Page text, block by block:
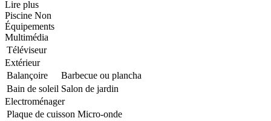
Lire plus
Piscine Non
Équipements
Multimédia
Téléviseur
Extérieur
Balançoire
Barbecue ou plancha
Bain de soleil Salon de jardin
Electroménager
Plaque de cuisson Micro-onde